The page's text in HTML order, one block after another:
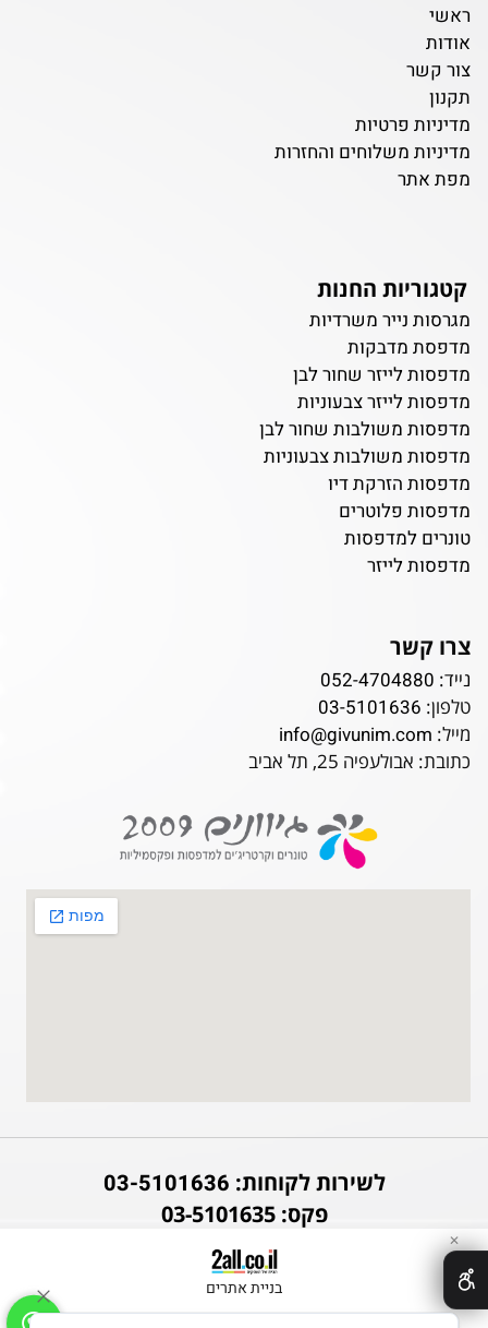
ראשי
אודות
צור קשר
תקנון
מדיניות פרטיות
מדיניות משלוחים והחזרות
מפת אתר
קטגוריות החנות
מגרסות נייר משרדיות
מדפסת מדבקות
מדפסות לייזר שחור לבן
מדפסות לייזר צבעוניות
מדפסות משולבות שחור לבן
מדפסות משולבות צבעוניות
מדפסות הזרקת דיו
מדפסות פלוטרים
טונרים למדפסות
מדפסות לייזר
צרו קשר
נייד: 052-4704880
טלפון: 03-5101636
מייל: info@givunim.com
כתובת: אבולעפיה 25, תל אביב
לשירות לקוחות: 03-5101636
פקס: 03-5101635
בניית אתרים
✕